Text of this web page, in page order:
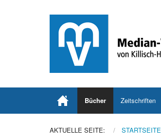
Bücher Zeitschriften
AKTUELLE SEITE: STARTSEITE